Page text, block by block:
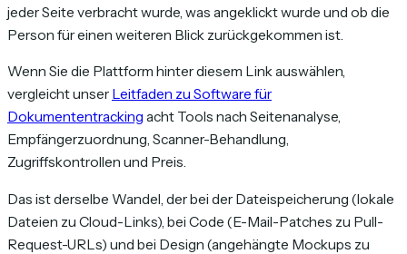
jeder Seite verbracht wurde, was angeklickt wurde und ob die
Person für einen weiteren Blick zurückgekommen ist.
Wenn Sie die Plattform hinter diesem Link auswählen,
vergleicht unser Leitfaden zu Software für
Dokumententracking acht Tools nach Seitenanalyse,
Empfängerzuordnung, Scanner-Behandlung,
Zugriffskontrollen und Preis.
Das ist derselbe Wandel, der bei der Dateispeicherung (lokale
Dateien zu Cloud-Links), bei Code (E-Mail-Patches zu Pull-
Request-URLs) und bei Design (angehängte Mockups zu